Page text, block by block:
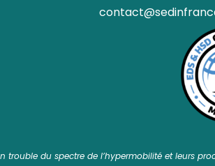
du spectre de l’hypermobilité et leurs